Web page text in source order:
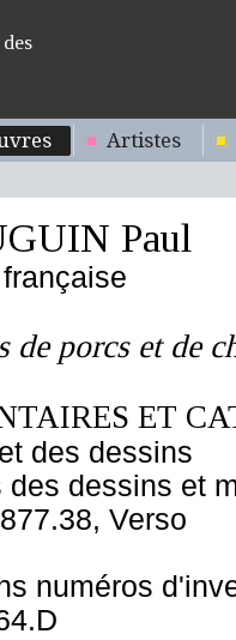
Artistes
Paul
de porcs et de
ET
des dessins
des dessins et
Verso
numéros